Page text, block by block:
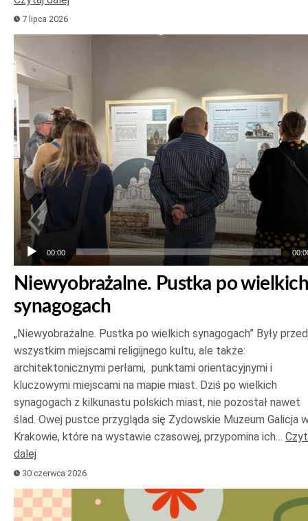
7 lipca 2026
plików
dźwiękowych
00:00
Niewyobrażalne. Pustka po wielkich
synagogach
„Niewyobrażalne. Pustka po wielkich synagogach” Były
wszystkim miejscami religijnego kultu, ale także:
architektonicznymi perłami, punktami orientacyjnymi i
kluczowymi miejscami na mapie miast. Dziś po wielkich
synagogach z kilkunastu polskich miast, nie pozostał nawet
ślad. Owej pustce przygląda się Żydowskie Muzeum Galicja
Krakowie, które na wystawie czasowej, przypomina ich…
dalej
30 czerwca 2026
Odtwarzacz
plików